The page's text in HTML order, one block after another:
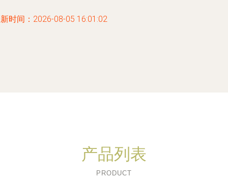
时间：2026-08-05 16:01:02
产品列表
PRODUCT